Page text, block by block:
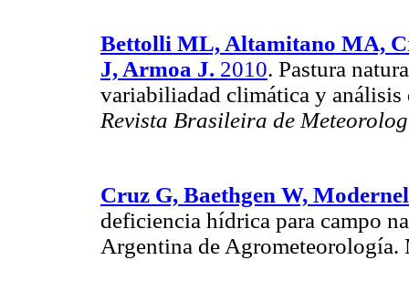
Bettolli ML, Altamitano MA,
J, Armoa J. 2010. Pastura
variabiliadad climática y
Revista Brasileira de
Cruz G, Baethgen W,
deficiencia hídrica para campo
Argentina de